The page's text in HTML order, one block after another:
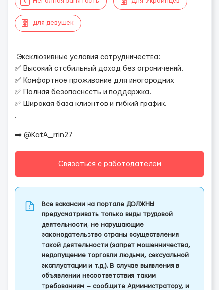
Для девушек
Эксклюзивные условия сотрудничества:
✅ Высокий стабильный доход без ограничений.
✅ Комфортное проживание для иногородних.
✅ Полная безопасность и поддержка.
✅ Широкая база клиентов и гибкий график.
.
➡️ @KatA_rrin27
Связаться с работодателем
Все вакансии на портале ДОЛЖНЫ
предусматривать только виды трудовой
деятельности, не нарушающие
законодательство страны осуществления
такой деятельности (запрет мошенничества,
недопущение торговли людьми, сексуальной
эксплуатации и т.д.). В случае выявления в
объявлении несоответствия таким
требованиям — сообщите Администратору, и